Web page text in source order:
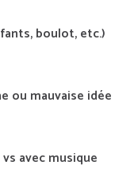
boulot, etc.)
ou mauvaise idée
avec musique